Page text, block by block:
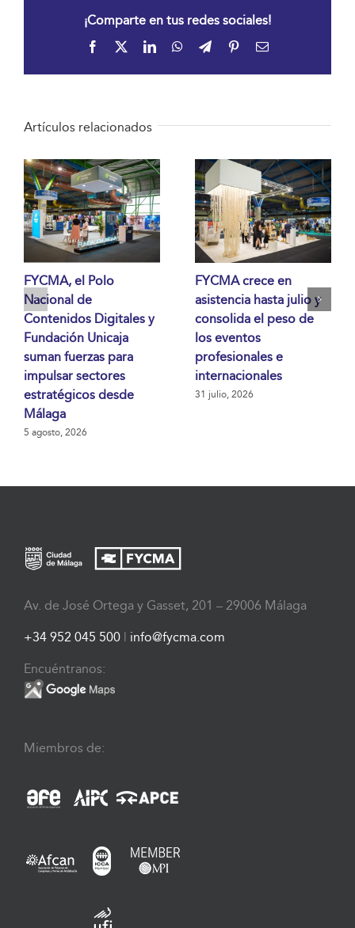
¡Comparte en tus redes sociales!
Facebook LinkedInWhatsApp
TelegramPinterestCorreo
Artículos relacionados
FYCMA, el Polo
Nacional de
Contenidos Digitales y
Fundación Unicaja
suman fuerzas para
impulsar sectores
estratégicos desde
Málaga
5 agosto, 2026
FYCMA crece en
asistencia hasta julio y
consolida el peso de
los eventos
profesionales e
internacionales
31 julio, 2026
Av. de José Ortega y Gasset, 201 – 29006 Málaga
+34 952 045 500 | info@fycma.com
Encuéntranos:
Miembros de: